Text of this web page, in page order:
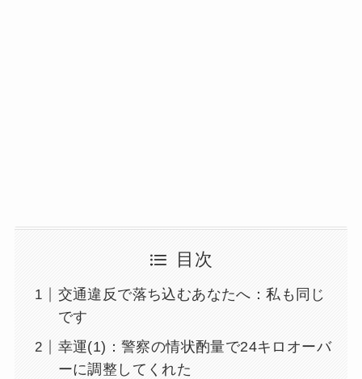
目次
交通違反で落ち込むあなたへ：私も同じ
です
幸運(1)：警察の情状酌量で24キロオーバ
ーに調整してくれた